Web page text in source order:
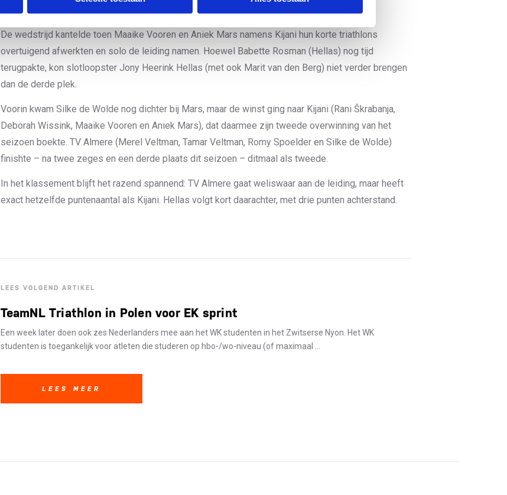
tijd goed maakte op het leidende duo.
De wedstrijd kantelde toen Maaike Vooren en Aniek Mars namens Kijani hun korte triathlons
overtuigend afwerkten en solo de leiding namen. Hoewel Babette Rosman (Hellas) nog tijd
terugpakte, kon slotloopster Jony Heerink Hellas (met ook Marit van den Berg) niet verder brengen
dan de derde plek.
Voorin kwam Silke de Wolde nog dichter bij Mars, maar de winst ging naar Kijani (Rani Škrabanja,
Deborah Wissink, Maaike Vooren en Aniek Mars), dat daarmee zijn tweede overwinning van het
seizoen boekte. TV Almere (Merel Veltman, Tamar Veltman, Romy Spoelder en Silke de Wolde)
finishte – na twee zeges en een derde plaats dit seizoen – ditmaal als tweede.
In het klassement blijft het razend spannend: TV Almere gaat weliswaar aan de leiding, maar heeft
exact hetzelfde puntenaantal als Kijani. Hellas volgt kort daarachter, met drie punten achterstand.
LEES VOLGEND ARTIKEL
TeamNL Triathlon in Polen voor EK sprint
Een week later doen ook zes Nederlanders mee aan het WK studenten in het Zwitserse Nyon. Het WK
studenten is toegankelijk voor atleten die studeren op hbo-/wo-niveau (of maximaal ...
LEES MEER